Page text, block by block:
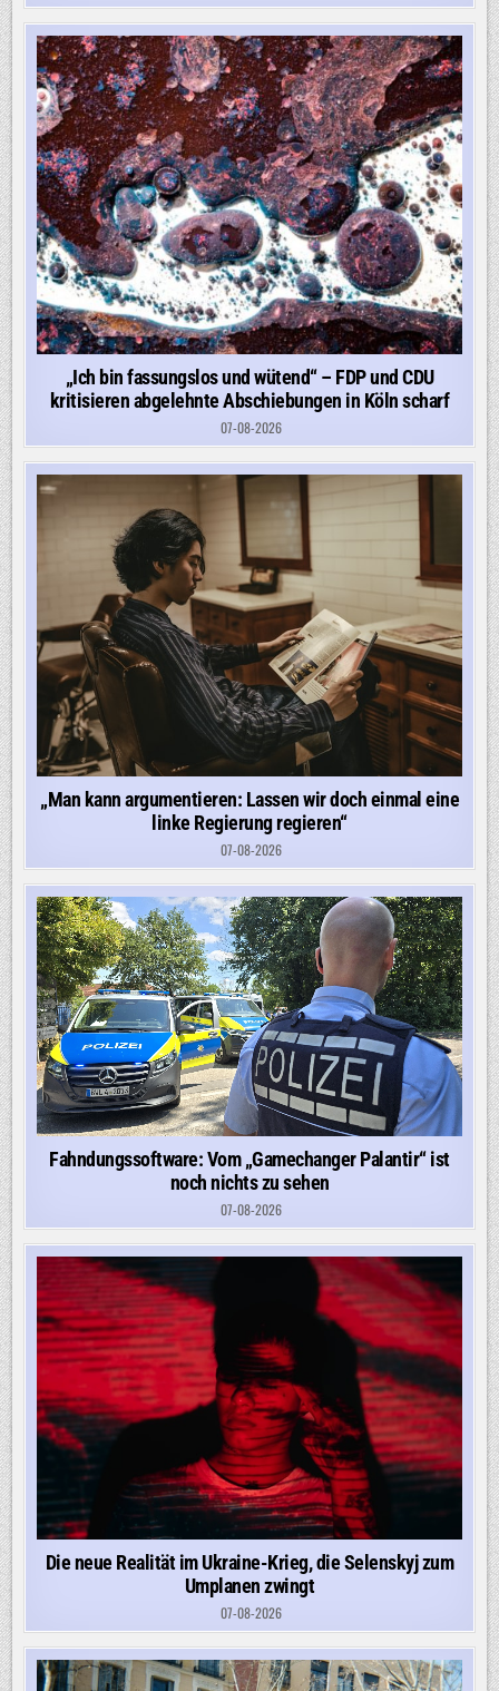
„Ich bin fassungslos und wütend“ – FDP und CDU
kritisieren abgelehnte Abschiebungen in Köln scharf
07-08-2026
„Man kann argumentieren: Lassen wir doch einmal eine
linke Regierung regieren“
07-08-2026
Fahndungssoftware: Vom „Gamechanger Palantir“ ist
noch nichts zu sehen
07-08-2026
Die neue Realität im Ukraine-Krieg, die Selenskyj zum
Umplanen zwingt
07-08-2026